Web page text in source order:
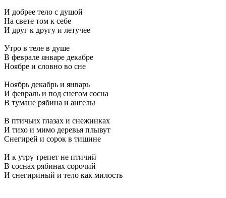
И добрее тело с душой
На свете том к себе
И друг к другу и летучее
Утро в теле в душе
В феврале январе декабре
Ноябре и словно во сне
Ноябрь декабрь и январь
И февраль и под снегом сосна
В тумане рябина и ангелы
В птичьих глазах и снежинках
И тихо и мимо деревья плывут
Снегирей и сорок в тишине
И к утру трепет не птичий
В соснах рябинах сорочий
И снегириный и тело как милость